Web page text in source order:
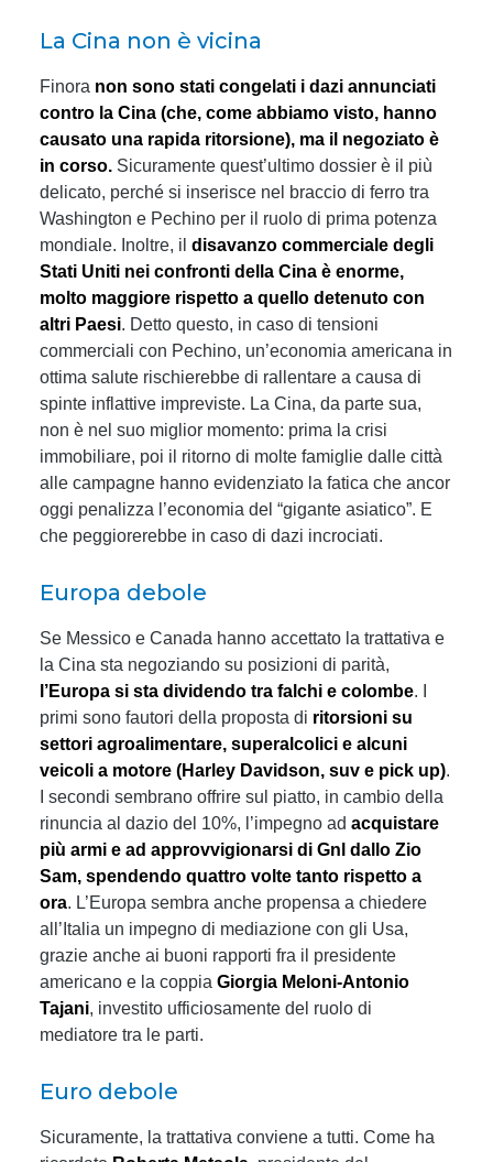
La Cina non è vicina
Finora non sono stati congelati i dazi annunciati
contro la Cina (che, come abbiamo visto, hanno
causato una rapida ritorsione), ma il negoziato è
in corso. Sicuramente quest’ultimo dossier è il più
delicato, perché si inserisce nel braccio di ferro tra
Washington e Pechino per il ruolo di prima potenza
mondiale. Inoltre, il disavanzo commerciale degli
Stati Uniti nei confronti della Cina è enorme,
molto maggiore rispetto a quello detenuto con
altri Paesi. Detto questo, in caso di tensioni
commerciali con Pechino, un’economia americana in
ottima salute rischierebbe di rallentare a causa di
spinte inflattive impreviste. La Cina, da parte sua,
non è nel suo miglior momento: prima la crisi
immobiliare, poi il ritorno di molte famiglie dalle città
alle campagne hanno evidenziato la fatica che ancor
oggi penalizza l’economia del “gigante asiatico”. E
che peggiorerebbe in caso di dazi incrociati.
Europa debole
Se Messico e Canada hanno accettato la trattativa e
la Cina sta negoziando su posizioni di parità,
l’Europa si sta dividendo tra falchi e colombe. I
primi sono fautori della proposta di ritorsioni su
settori agroalimentare, superalcolici e alcuni
veicoli a motore (Harley Davidson, suv e pick up).
I secondi sembrano offrire sul piatto, in cambio della
rinuncia al dazio del 10%, l’impegno ad acquistare
più armi e ad approvvigionarsi di Gnl dallo Zio
Sam, spendendo quattro volte tanto rispetto a
ora. L’Europa sembra anche propensa a chiedere
all’Italia un impegno di mediazione con gli Usa,
grazie anche ai buoni rapporti fra il presidente
americano e la coppia Giorgia Meloni-Antonio
Tajani, investito ufficiosamente del ruolo di
mediatore tra le parti.
Euro debole
Sicuramente, la trattativa conviene a tutti. Come ha